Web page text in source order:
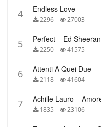
4 Endless Love
2296 27003
5 Perfect – Ed Sheeran
2250 41575
6 Attenti A Quei Due
2118 41604
7 1835 23106